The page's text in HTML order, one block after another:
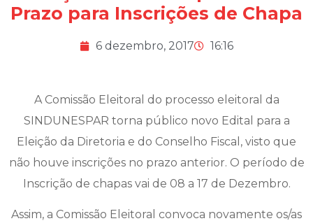
Prazo para Inscrições de Chapa
6 dezembro, 2017 16:16
A Comissão Eleitoral do processo eleitoral da
SINDUNESPAR torna público novo Edital para a
Eleição da Diretoria e do Conselho Fiscal, visto que
não houve inscrições no prazo anterior. O período de
Inscrição de chapas vai de 08 a 17 de Dezembro.
Assim, a Comissão Eleitoral convoca novamente os/as